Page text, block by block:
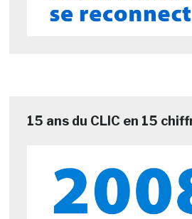
15 ans du CLIC en 15